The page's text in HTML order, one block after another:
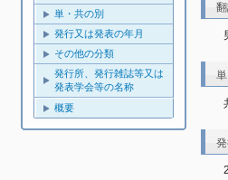
単・共の別
発行又は発表の年月
その他の分類
発行所、発行雑誌等又は
発表学会等の名称
概要